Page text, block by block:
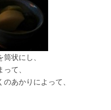
状にし、
て、
あかりによって、